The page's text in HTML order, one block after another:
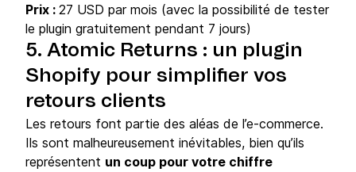
Prix : 27 USD par mois (avec la possibilité de tester
le plugin gratuitement pendant 7 jours)
5. Atomic Returns : un plugin
Shopify pour simplifier vos
retours clients
Les retours font partie des aléas de l’e-commerce.
Ils sont malheureusement inévitables, bien qu’ils
représentent un coup pour votre chiffre